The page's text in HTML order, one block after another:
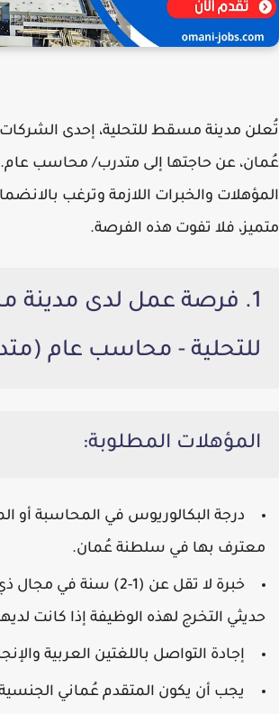
تُعلن مدينة مسقط للتحلية، إحدى
عُمان، عن حاجتها إلى متدرب/ محاسب عام
المؤهلات والخبرات اللازمة وترغب
متميز، فلا تفوت هذه الفرصة.
1. فرصة عمل لدى
للتحلية - محاسب عام
المؤهلات المطلوبة:
درجة البكالوريوس في المحاسبة أو
معترف بها في سلطنة عُمان.
خبرة لا تقل عن (1-2) سنة
حديثي التخرج لهذه الوظيفة إذا كانت
إجادة التواصل باللغتين العربية
يجب أن يكون المتقدم عُماني